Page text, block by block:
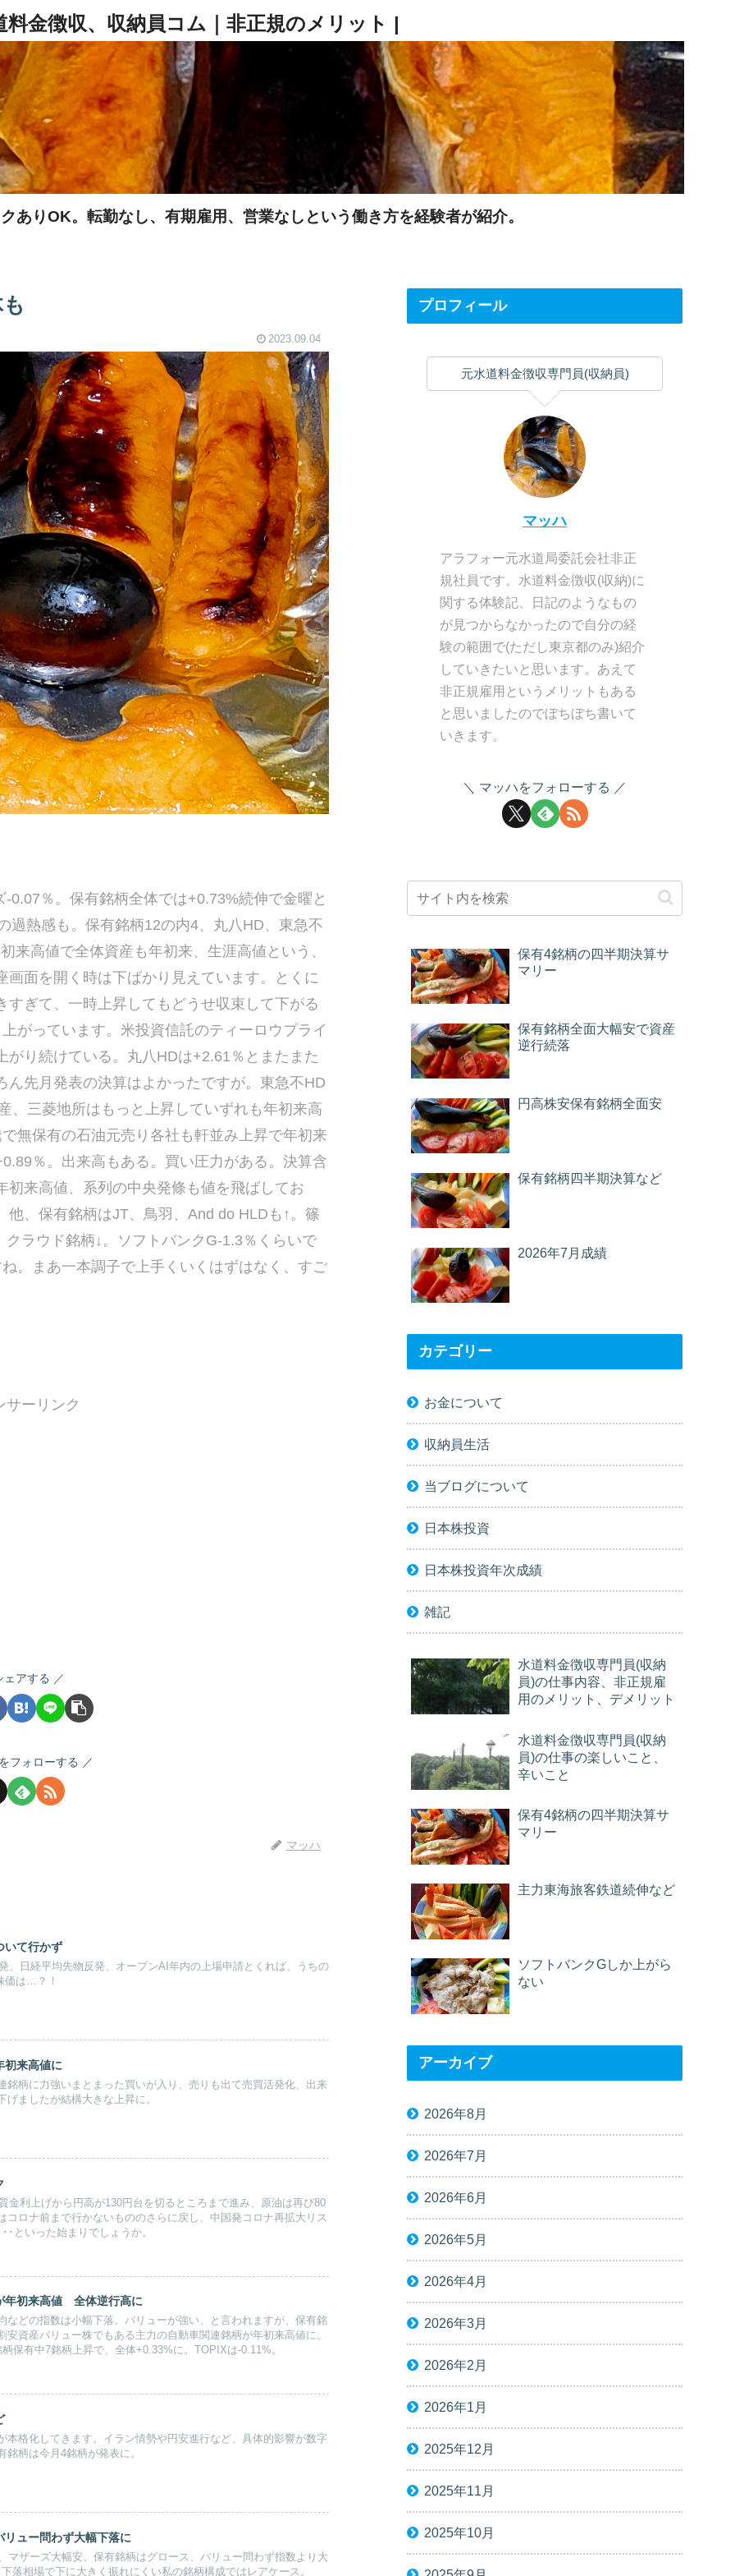
ありOK。転勤なし、有期雇用、営業なしという働き方を経験者が紹介。
2023.09.04
0.07％。保有銘柄全体では+0.73%続伸で金曜と
過熱感も。保有銘柄12の内4、丸八HD、東急不
来高値で全体資産も年初来、生涯高値という、
面を開く時は下ばかり見えています。とくに
ぎて、一時上昇してもどうせ収束して下がる
がっています。米投資信託のティーロウプライ
り続けている。丸八HDは+2.61％とまたまた
先月発表の決算はよかったですが。東急不HD
、三菱地所はもっと上昇していずれも年初来高
無保有の石油元売り各社も軒並み上昇で年初来
％。出来高もある。買い圧力がある。決算含
来高値、系列の中央発條も値を飛ばしてお
、保有銘柄はJT、鳥羽、And do HLDも↑。篠
ラウド銘柄↓。ソフトバンクG-1.3％くらいで
。まあ一本調子で上手くいくはずはなく、すご
サーリンク
ェアする
フォローする
マッハ
いて行かず
、日経平均先物反発、オープンAI年内の上場申請とくれば、うちの
価は…？！
初来高値に
銘柄に力強いまとまった買いが入り、売りも出て売買活発化、出来
ましたが結構大きな上昇に。
金利上げから円高が130円台を切るところまで進み、原油は再び80
コロナ前まで行かないもののさらに戻し、中国発コロナ再拡大リス
･といった始まりでしょうか。
年初来高値 全体逆行高に
などの指数は小幅下落。バリューが強い、と言われますが、保有銘
安資産バリュー株でもある主力の自動車関連銘柄が年初来高値に。
保有中7銘柄上昇で、全体+0.33%に。TOPIXは-0.11%。
本格化してきます。イラン情勢や円安進行など、具体的影響が数字
柄は今月4銘柄が発表に。
ュー問わず大幅下落に
マザーズ大幅安。保有銘柄はグロース、バリュー問わず指数より大
落相場で下に大きく振れにくい私の銘柄構成ではレアケース。
プロフィール
元水道料金徴収専門員(収納員)
マッハ
アラフォー元水道局委託会社非正
規社員です。水道料金徴収(収納)に
関する体験記、日記のようなもの
が見つからなかったので自分の経
験の範囲で(ただし東京都のみ)紹介
していきたいと思います。あえて
非正規雇用というメリットもある
と思いましたのでぼちぼち書いて
いきます。
マッハをフォローする
保有4銘柄の四半期決算サ
マリー
保有銘柄全面大幅安で資産
逆行続落
円高株安保有銘柄全面安
保有銘柄四半期決算など
2026年7月成績
カテゴリー
お金について
収納員生活
当ブログについて
日本株投資
日本株投資年次成績
雑記
水道料金徴収専門員(収納
員)の仕事内容、非正規雇
用のメリット、デメリット
水道料金徴収専門員(収納
員)の仕事の楽しいこと、
辛いこと
保有4銘柄の四半期決算サ
マリー
主力東海旅客鉄道続伸など
ソフトバンクGしか上がら
ない
アーカイブ
2026年8月
2026年7月
2026年6月
2026年5月
2026年4月
2026年3月
2026年2月
2026年1月
2025年12月
2025年11月
2025年10月